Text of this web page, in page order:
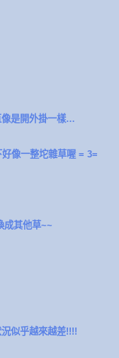
像是開外掛一樣…
像一整坨雜草喔 = 3=
成其他草~~
似乎越來越差!!!!